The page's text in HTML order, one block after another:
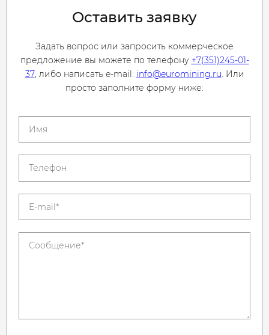
Оставить заявку
Задать вопрос или запросить коммерческое
предложение вы можете по телефону +7(351)245-01-
37, либо написать e-mail: info@euromining.ru. Или
просто заполните форму ниже: